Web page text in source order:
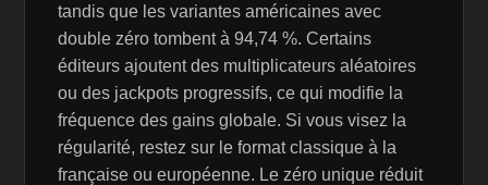
tandis que les variantes américaines avec
double zéro tombent à 94,74 %. Certains
éditeurs ajoutent des multiplicateurs aléatoires
ou des jackpots progressifs, ce qui modifie la
fréquence des gains globale. Si vous visez la
régularité, restez sur le format classique à la
française ou européenne. Le zéro unique réduit